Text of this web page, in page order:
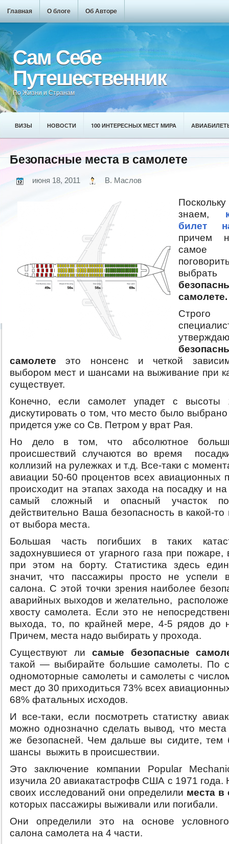
Главная О блоге Об Авторе
Сам Себе
Путешественник
По Жизни и Странам
ВИЗЫ НОВОСТИ 100 ИНТЕРЕСНЫХ МЕСТ МИРА
Безопасные места в самолете
июня 18, 2011 В. Маслов
знаем,
билет
причем
выбрать
самолете.
самолете это нонсенс и четкой
выбором мест и шансами на выживание при
существует.
Конечно, если самолет упадет с
дискутировать о том, что место было
придется уже со Св. Петром у врат Рая.
Но дело в том, что абсолютное
происшествий случаются во время
коллизий на рулежках и т.д. Все-таки с
авиации 50-60 процентов всех авиационных
происходит на этапах захода на посадку и
самый сложный и опасный участок
действительно Ваша безопасность в какой-то
от выбора места.
Большая часть погибших в таких
задохнувшиеся от угарного газа при
при этом на борту. Статистика здесь
значит, что пассажиры просто не успели
салона. С этой точки зрения наиболее
аварийных выходов и желательно,
хвосту самолета. Если это не
выхода, то, по крайней мере, 4-5 рядов до
Причем, места надо выбирать у прохода.
Существуют ли самые безопасные
такой — выбирайте большие самолеты. По
одномоторные самолеты и самолеты с
мест до 30 приходиться 73% всех
68% фатальных исходов.
И все-таки, если посмотреть статистку
можно однозначно сделать вывод, что места
же безопасней. Чем дальше вы сидите, тем
шансы выжить в происшествии.
Это заключение компании Popular
изучила 20 авиакатастрофв США с 1971 года.
своих исследований они определили места в
которых пассажиры выживали или погибали.
Они определили это на основе
салона самолета на 4 части.